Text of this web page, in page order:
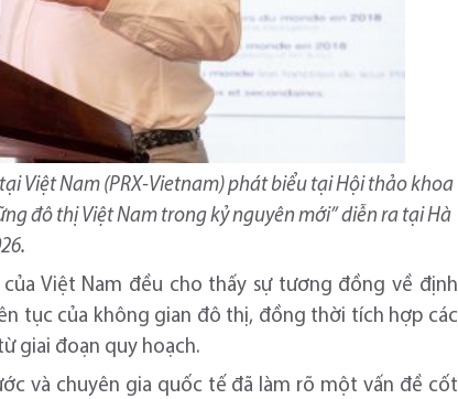
Việt Nam (PRX-Vietnam) phát biểu tại Hội thảo khoa
đô thị Việt Nam trong kỷ nguyên mới” diễn ra tại Hà
Việt Nam đều cho thấy sự tương đồng về định
tục của không gian đô thị, đồng thời tích hợp các
giai đoạn quy hoạch.
và chuyên gia quốc tế đã làm rõ một vấn đề cốt